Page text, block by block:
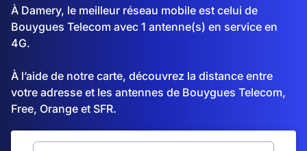
À Damery, le meilleur réseau mobile est celui de
Bouygues Telecom avec 1 antenne(s) en service en
4G.
À l’aide de notre carte, découvrez la distance entre
votre adresse et les antennes de Bouygues Telecom,
Free, Orange et SFR.